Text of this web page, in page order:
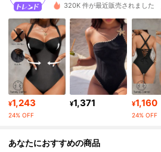
4.79 41K フォロワー
4.79 41K フォロワー
4.79 41K フォロワー
320K 件が最近販売されました
¥1,243
24% OFF
¥1,371 ¥1,160
24% OFF
あなたにおすすめの商品